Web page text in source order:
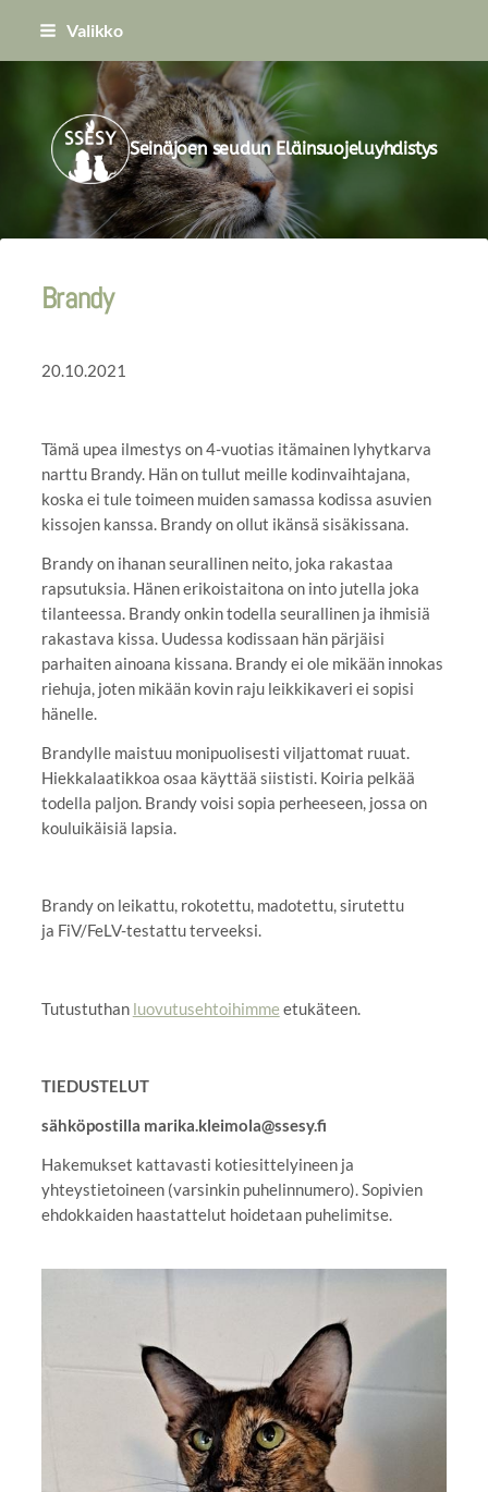
Siirry
Valikko
Seinäjoen seudun Eläinsuojeluyhdistys
Brandy
20.10.2021
Tämä upea ilmestys on 4-vuotias itämainen lyhytkarva
narttu Brandy. Hän on tullut meille kodinvaihtajana,
koska ei tule toimeen muiden samassa kodissa asuvien
kissojen kanssa. Brandy on ollut ikänsä sisäkissana.
Brandy on ihanan seurallinen neito, joka rakastaa
rapsutuksia. Hänen erikoistaitona on into jutella joka
tilanteessa. Brandy onkin todella seurallinen ja ihmisiä
rakastava kissa. Uudessa kodissaan hän pärjäisi
parhaiten ainoana kissana. Brandy ei ole mikään innokas
riehuja, joten mikään kovin raju leikkikaveri ei sopisi
hänelle.
Brandylle maistuu monipuolisesti viljattomat ruuat.
Hiekkalaatikkoa osaa käyttää siististi. Koiria pelkää
todella paljon. Brandy voisi sopia perheeseen, jossa on
kouluikäisiä lapsia.
Brandy on leikattu, rokotettu, madotettu, sirutettu
ja FiV/FeLV-testattu terveeksi.
Tutustuthan luovutusehtoihimme etukäteen.
TIEDUSTELUT
sähköpostilla marika.kleimola@ssesy.fi
Hakemukset kattavasti kotiesittelyineen ja
yhteystietoineen (varsinkin puhelinnumero). Sopivien
ehdokkaiden haastattelut hoidetaan puhelimitse.